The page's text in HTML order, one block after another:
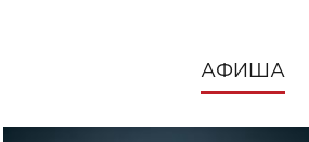
АФИША